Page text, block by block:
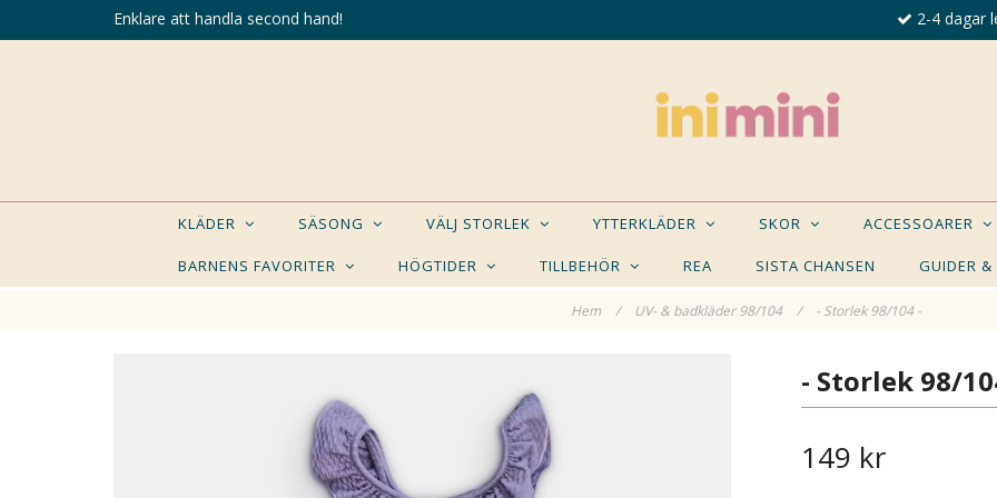
Enklare att handla second hand! 2-4 dagar
KLÄDER SÄSONG VÄLJ STORLEK YTTERKLÄDER SKOR ACCESSOARER
BARNENS FAVORITER HÖGTIDER TILLBEHÖR REA SISTA CHANSEN GUIDER &
Hem / UV- & badkläder 98/104 / - Storlek 98/104 -
KANSKE NÅGON AV DESSA PRODUKTER KAN- Storlek 98/
149 kr